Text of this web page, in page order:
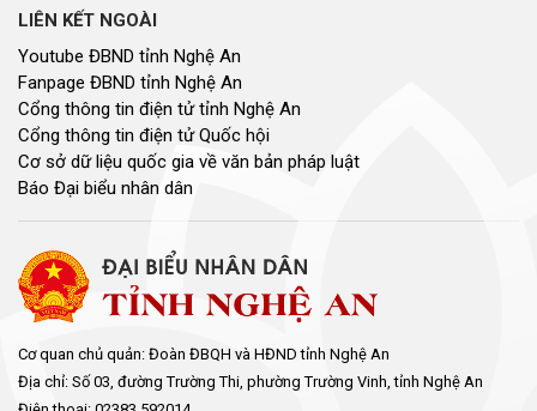
LIÊN KẾT NGOÀI
Youtube ĐBND tỉnh Nghệ An
Fanpage ĐBND tỉnh Nghệ An
Cổng thông tin điện tử tỉnh Nghệ An
Cổng thông tin điện tử Quốc hội
Cơ sở dữ liệu quốc gia về văn bản pháp luật
Báo Đại biểu nhân dân
Cơ quan chủ quản: Đoàn ĐBQH và HĐND tỉnh Nghệ An
Địa chỉ: Số 03, đường Trường Thi, phường Trường Vinh, tỉnh Nghệ An